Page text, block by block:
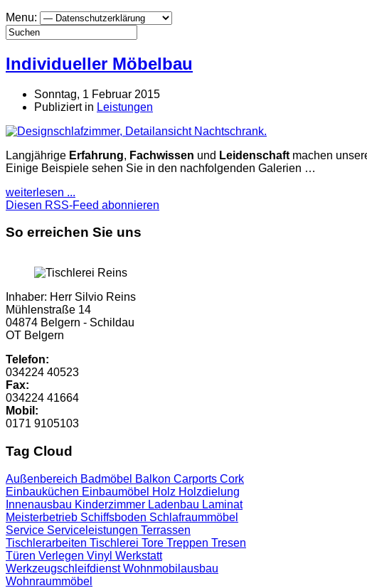
Menu:
Individueller Möbelbau
Sonntag, 1 Februar 2015
Publiziert in Leistungen
Langjährige Erfahrung, Fachwissen und Leidenschaft machen
Einige Beispiele sehen Sie in den nachfolgenden Galerien …
weiterlesen ...
Diesen RSS-Feed abonnieren
So erreichen Sie uns
Inhaber: Herr Silvio Reins
Mühlenstraße 14
04874 Belgern - Schildau
OT Belgern
Telefon:
034224 40523
Fax:
034224 41664
Mobil:
0171 9105103
Tag Cloud
Außenbereich Badmöbel Balkon Carports Cork
Einbauküchen Einbaumöbel Holz Holzdielung
Innenausbau Kinderzimmer Ladenbau Laminat
Meisterbetrieb Schiffsboden Schlafraummöbel
Service Serviceleistungen Terrassen
Tischlerarbeiten Tischlerei Tore Treppen Tresen
Türen Verlegen Vinyl Werkstatt
WerkzeugschleifdienstWohnmobilausbau
Wohnraummöbel